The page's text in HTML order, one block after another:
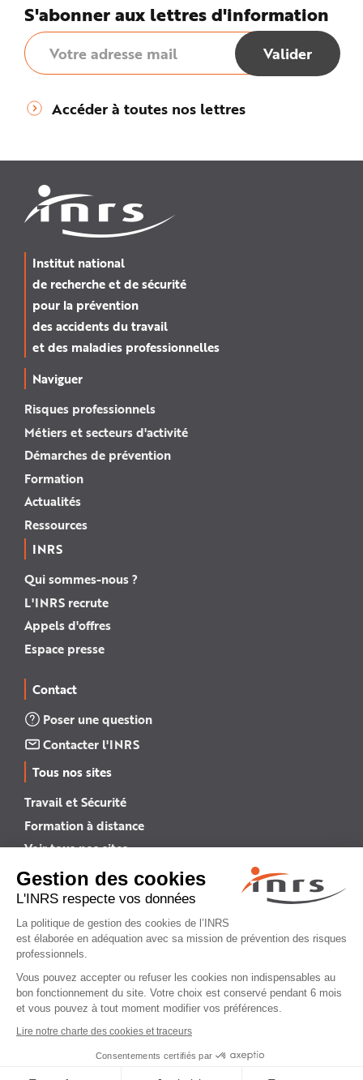
S'abonner aux lettres d'information
Accéder à toutes nos lettres
Institut national
de recherche et de sécurité
pour la prévention
des accidents du travail
et des maladies professionnelles
Naviguer
Risques professionnels
Métiers et secteurs d'activité
Démarches de prévention
Formation
Actualités
Ressources
INRS
Qui sommes-nous ?
L'INRS recrute
Appels d'offres
Espace presse
Contact
Poser une question
Contacter l'INRS
Tous nos sites
Travail et Sécurité
Formation à distance
Voir tous nos sites →
INRS English
INRS (english version)
Plan du site
Mentions légales
Politique de confidentialité